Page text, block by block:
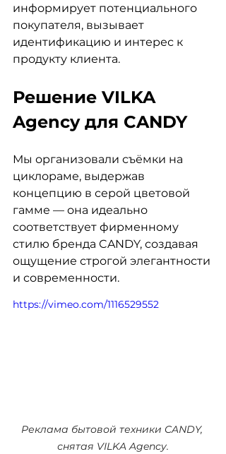
информирует потенциального
покупателя, вызывает
идентификацию и интерес к
продукту клиента.
Решение VILKA
Agency для CANDY
Мы организовали съёмки на
циклораме, выдержав
концепцию в серой цветовой
гамме — она идеально
соответствует фирменному
стилю бренда CANDY, создавая
ощущение строгой элегантности
и современности.
https://vimeo.com/1116529552
Реклама бытовой техники CANDY,
снятая VILKA Agency.